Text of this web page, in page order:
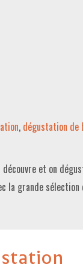
, dégustation de
découvre et on
la grande